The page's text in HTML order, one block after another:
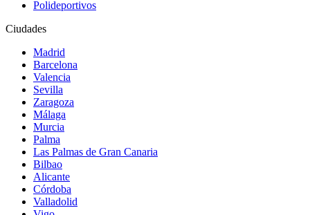
Polideportivos
Ciudades
Madrid
Barcelona
Valencia
Sevilla
Zaragoza
Málaga
Murcia
Palma
Las Palmas de Gran Canaria
Bilbao
Alicante
Córdoba
Valladolid